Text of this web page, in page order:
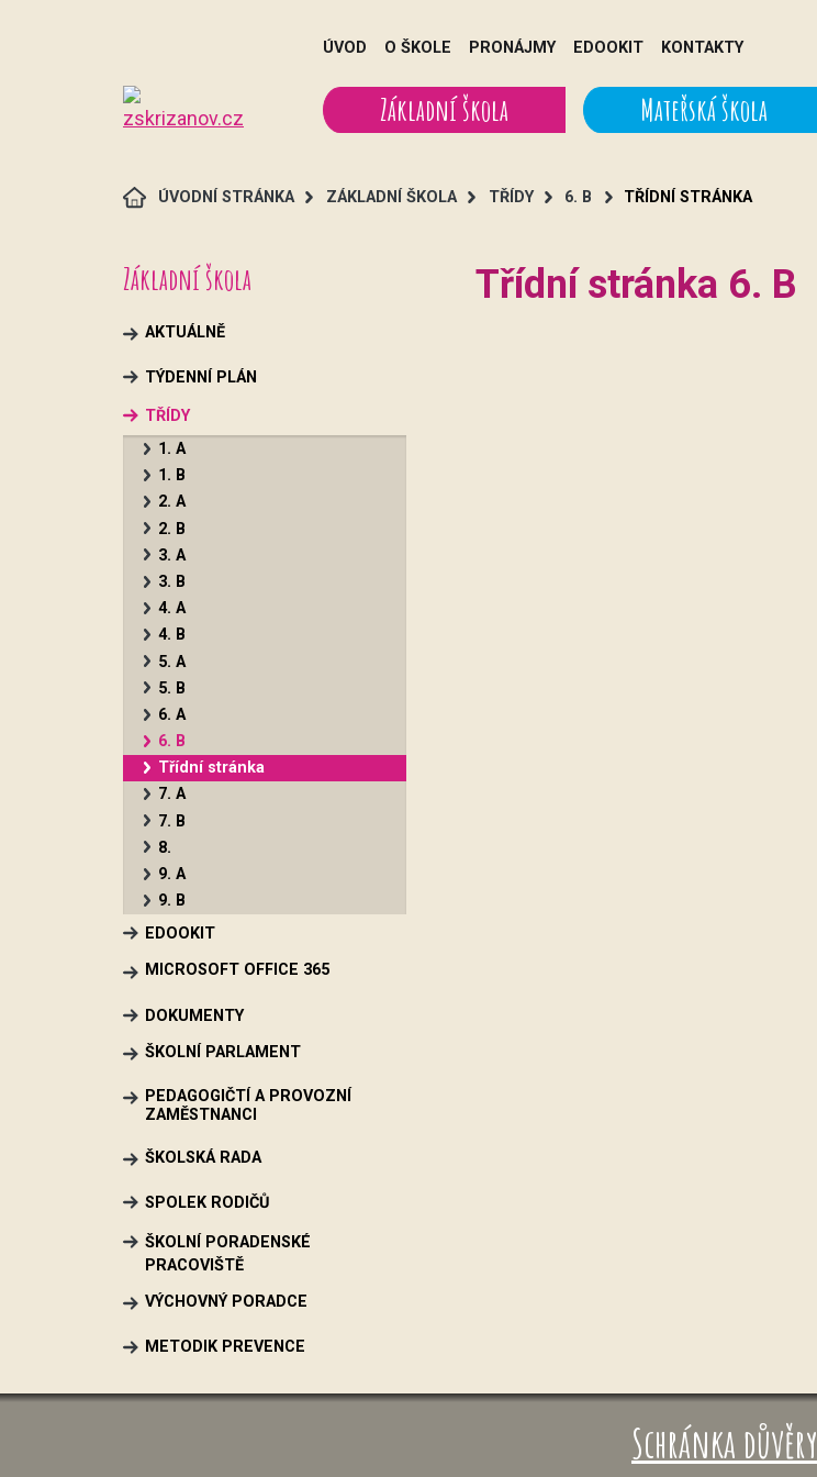
ÚVOD O ŠKOLE PRONÁJMY EDOOKIT KONTAKTY
Základní škola Mateřská škola
ÚVODNÍ STRÁNKA ZÁKLADNÍ ŠKOLA TŘÍDY 6. B TŘÍDNÍ STRÁNKA
Třídní stránka 6. B
Základní škola
AKTUÁLNĚ
TÝDENNÍ PLÁN
TŘÍDY
1. A
1. B
2. A
2. B
3. A
3. B
4. A
4. B
5. A
5. B
6. A
6. B
Třídní stránka
7. A
7. B
8.
9. A
9. B
EDOOKIT
MICROSOFT OFFICE 365
DOKUMENTY
ŠKOLNÍ PARLAMENT
PEDAGOGIČTÍ A PROVOZNÍ
ZAMĚSTNANCI
ŠKOLSKÁ RADA
SPOLEK RODIČŮ
ŠKOLNÍ PORADENSKÉ
PRACOVIŠTĚ
VÝCHOVNÝ PORADCE
METODIK PREVENCE
Schránka důvěry